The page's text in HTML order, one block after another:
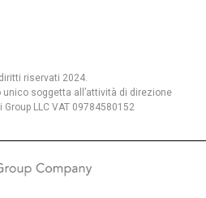
diritti riservati 2024.
unico soggetta all’attività di direzione
LLC VAT 09784580152